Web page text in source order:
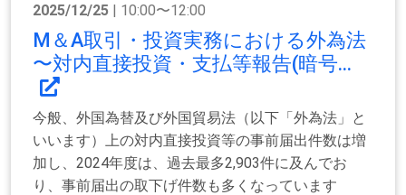
2025/12/25 | 10:00〜12:00
M＆A取引・投資実務における外為法
〜対内直接投資・支払等報告(暗号...
今般、外国為替及び外国貿易法（以下「外為法」と
いいます）上の対内直接投資等の事前届出件数は増
加し、2024年度は、過去最多2,903件に及んでお
り、事前届出の取下げ件数も多くなっています